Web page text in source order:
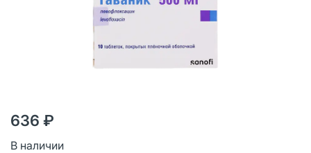
636 ₽
В наличии